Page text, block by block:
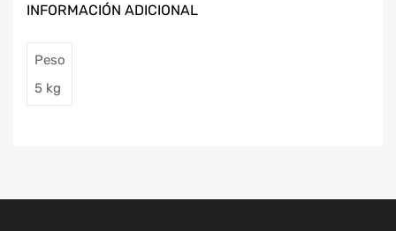
INFORMACIÓN ADICIONAL
Peso
5 kg